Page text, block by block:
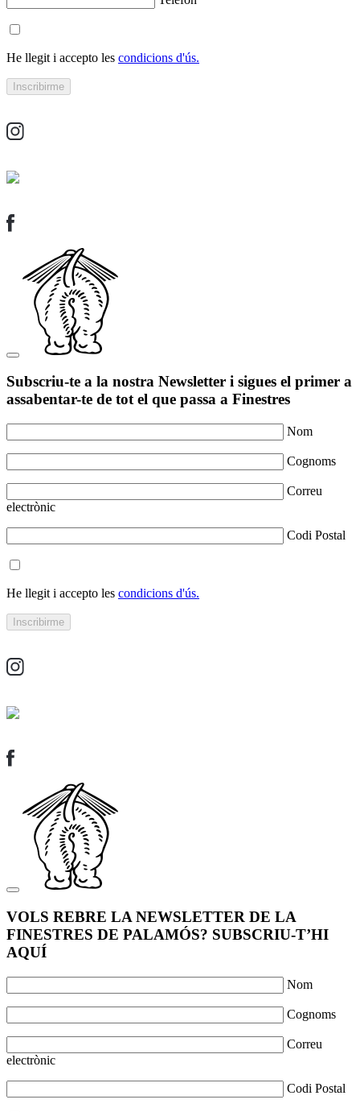
He llegit i accepto les condicions d'ús.
Subscriu-te a la nostra Newsletter i sigues el primer a
assabentar-te de tot el que passa a Finestres
Nom
Cognoms
Correu
electrònic
Codi Postal
He llegit i accepto les condicions d'ús.
VOLS REBRE LA NEWSLETTER DE LA
FINESTRES DE PALAMÓS? SUBSCRIU-T’HI
AQUÍ
Nom
Cognoms
Correu
electrònic
Codi Postal